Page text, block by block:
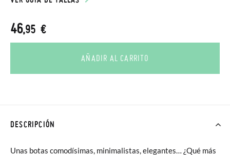
46,95 €
AÑADIR AL CARRITO
DESCRIPCIÓN
Unas botas comodísimas, minimalistas, elegantes… ¿Qué más